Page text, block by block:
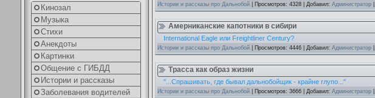
Кинозал
Музыка
Стихи
Анекдоты
Картинки
Общение с ГИБДД
Истории и рассказы
Заболевания водителей
Истории и рассказы про Дальнобой | Просмотров: 4328 | Добавил: Администратор
Амерниканские капотники в сибири
International Eagle или Freightliner Century?
Истории и рассказы про Дальнобой | Просмотров: 4446 | Добавил: Администратор
Трасса как образ жизни
"...Спрашивать, где бывал дальнобойщик - крайне глупо..."
Истории и рассказы про Дальнобой | Просмотров: 3666 | Добавил: Администратор